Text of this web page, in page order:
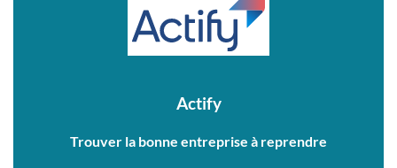
Actify
Trouver la bonne entreprise à reprendre